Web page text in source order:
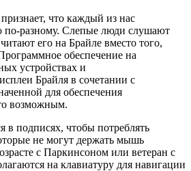
что каждый из нас
по-разному. Слепые люди слушают
его на Брайле вместо того,
обеспечение на
устройствах и
Брайля в сочетании с
для обеспечения
возможным.
в подписях, чтобы потреблять
не могут держать мышь
с Паркинсоном или ветеран с
на клавиатуру для навигации